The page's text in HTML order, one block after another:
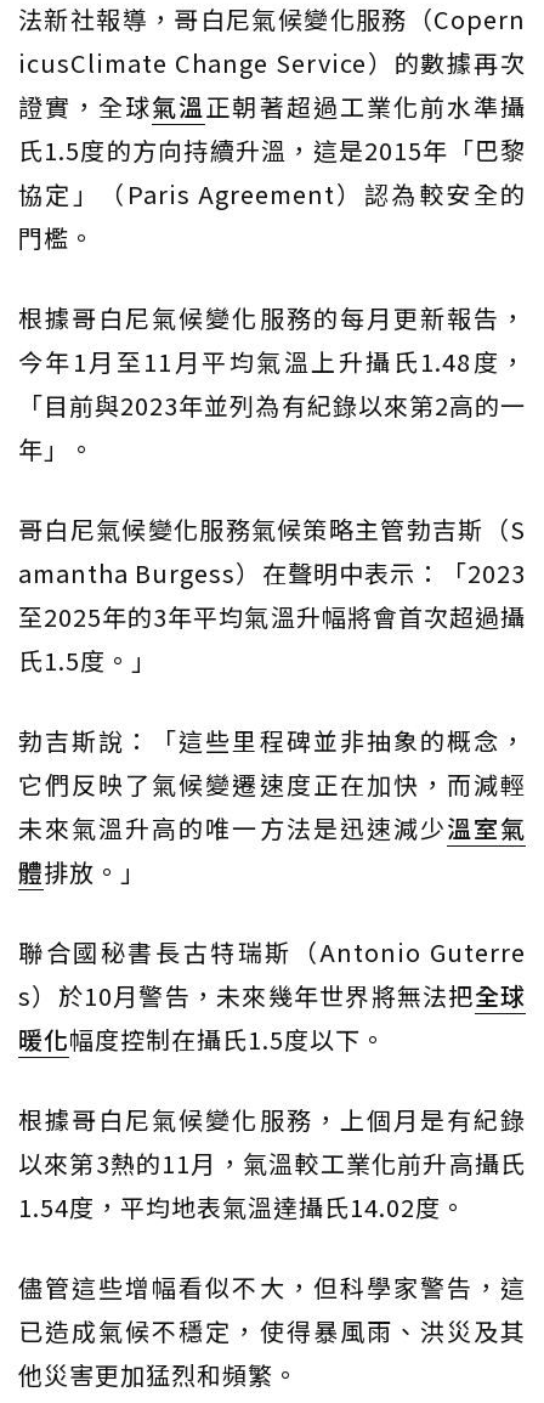
法新社報導，哥白尼氣候變化服務（Copern
icusClimate Change Service）的數據再次
證實，全球氣溫正朝著超過工業化前水準攝
氏1.5度的方向持續升溫，這是2015年「巴黎
協定」（Paris Agreement）認為較安全的
門檻。
根據哥白尼氣候變化服務的每月更新報告，
今年1月至11月平均氣溫上升攝氏1.48度，
「目前與2023年並列為有紀錄以來第2高的一
年」。
哥白尼氣候變化服務氣候策略主管勃吉斯（S
amantha Burgess）在聲明中表示：「2023
至2025年的3年平均氣溫升幅將會首次超過攝
氏1.5度。」
勃吉斯說：「這些里程碑並非抽象的概念，
它們反映了氣候變遷速度正在加快，而減輕
未來氣溫升高的唯一方法是迅速減少溫室氣
體排放。」
聯合國秘書長古特瑞斯（Antonio Guterre
s）於10月警告，未來幾年世界將無法把全球
暖化幅度控制在攝氏1.5度以下。
根據哥白尼氣候變化服務，上個月是有紀錄
以來第3熱的11月，氣溫較工業化前升高攝氏
1.54度，平均地表氣溫達攝氏14.02度。
儘管這些增幅看似不大，但科學家警告，這
已造成氣候不穩定，使得暴風雨、洪災及其
他災害更加猛烈和頻繁。